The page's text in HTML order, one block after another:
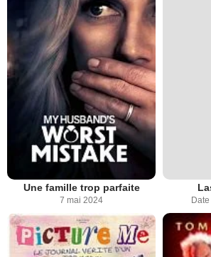
Une famille trop parfaite
7 mai 2024